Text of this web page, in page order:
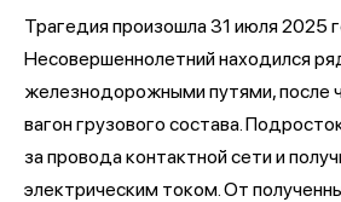
Трагедия произошла 31 июля 2025
Несовершеннолетний находился
железнодорожными путями, после
вагон грузового состава.
за провода контактной сети и
электрическим током. От